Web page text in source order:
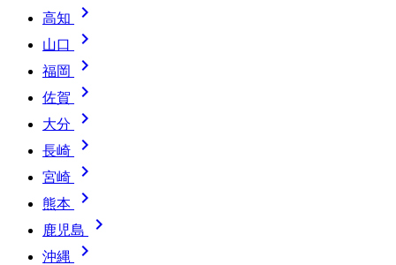
高知 
山口 
福岡 
佐賀 
大分 
長崎 
宮崎 
熊本 
鹿児島 
沖縄
